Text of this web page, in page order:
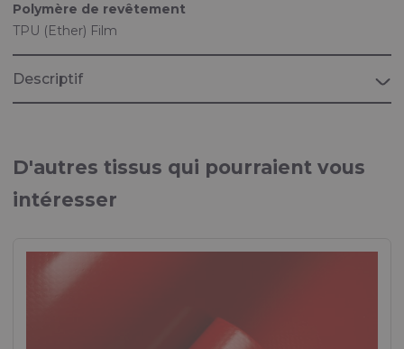
Polymère de revêtement
TPU (Ether) Film
Descriptif
D'autres tissus qui pourraient vous
intéresser